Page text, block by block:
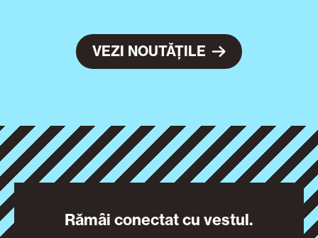
VEZI NOUTĂȚILE
Rămâi conectat cu vestul.